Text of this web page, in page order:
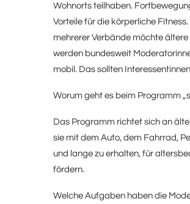
Wohnorts teilhaben.
Vorteile für die körperliche
mehrerer Verbände möchte
werden bundesweit
mobil. Das sollten
Worum geht es beim Programm
Das Programm richtet sich an
sie mit dem Auto, dem Fahrrad,
und lange zu erhalten, für
fördern.
Welche Aufgaben haben die